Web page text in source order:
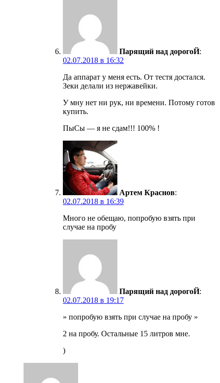
Парящий над дорогоЙ:
02.07.2018 в 16:32
Да аппарат у меня есть. От тестя достался.
Зеки делали из нержавейки.
У мну нет ни рук, ни времени. Потому готов
купить.
ПыСы — я не сдам!!! 100% !
Артем Краснов:
02.07.2018 в 16:39
Много не обещаю, попробую взять при
случае на пробу
Парящий над дорогоЙ:
02.07.2018 в 19:17
» попробую взять при случае на пробу »
2 на пробу. Остальные 15 литров мне.
)